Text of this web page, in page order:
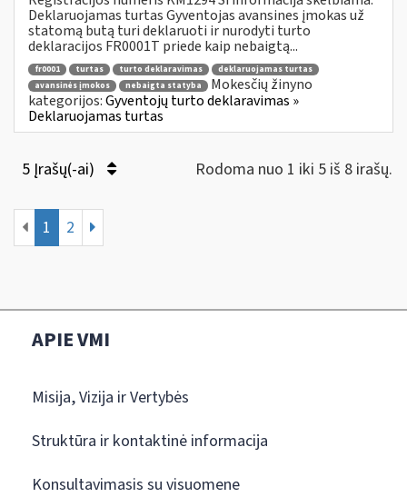
Deklaruojamas turtas Gyventojas avansines įmokas už
statomą butą turi deklaruoti ir nurodyti turto
deklaracijos FR0001T priede kaip nebaigtą...
fr0001 turtas turto deklaravimas
deklaruojamas turtas
avansinės įmokos
nebaigta statyba
Mokesčių žinyno
kategorijos:Gyventojų turto deklaravimas »
Deklaruojamas turtas
5 Įrašų(-ai) Rodoma nuo 1 iki 5 iš 8 irašų.
1 2
APIE VMI
Misija, Vizija ir Vertybės
Struktūra ir kontaktinė informacija
Konsultavimasis su visuomene